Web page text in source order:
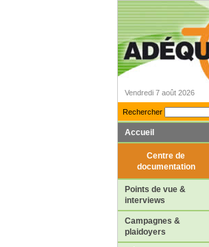
Vendredi 7 août 2026
Rechercher
Accueil
Centre de
documentation
Points de vue &
interviews
Campagnes &
plaidoyers